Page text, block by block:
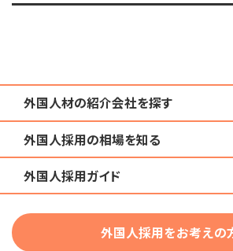
外国人材の紹介会社を探す
地域から検索する
国籍から検索する
在留資格から検索する
団体種別から探す
業界・職種から検索する
外国人採用の相場を知る
育成就労外国人の受け入れ相場
技人国・高度人材の受け入れ相場
外国人採用ガイド
特定技能
外国人採用をお考えの